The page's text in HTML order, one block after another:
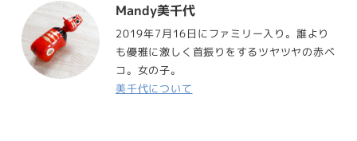
Mandy美千代
2019年7月16日にファミリー入り。誰より
も優雅に激しく首振りをするツヤツヤの赤ベ
コ。女の子。
美千代について